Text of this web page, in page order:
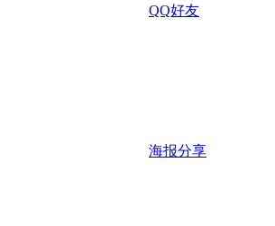
QQ好友
海报分享